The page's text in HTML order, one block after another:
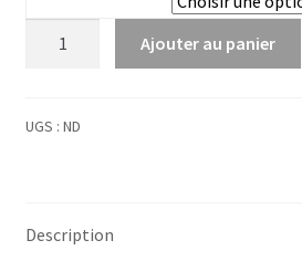
Ajouter au panier
UGS : ND
Description